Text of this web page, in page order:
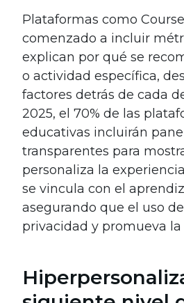
Plataformas como
comenzado a incluir
explican por qué se
o actividad específica,
factores detrás de cada
2025, el 70% de las
educativas incluirán
transparentes para
personaliza la
se vincula con el
asegurando que el uso
privacidad y promueva la